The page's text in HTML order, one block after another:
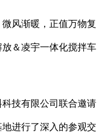
风渐暖，正值万物复
＆凌宇一体化搅拌车
技有限公司联合邀请
进行了深入的参观交